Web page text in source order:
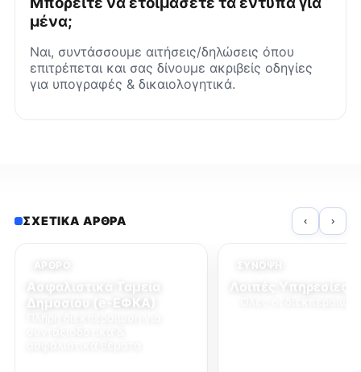
μένα;
Ναι, συντάσσουμε αιτήσεις/δηλώσεις όπου
επιτρέπεται και σας δίνουμε ακριβείς οδηγίες
για υπογραφές & δικαιολογητικά.
ΣΧΕΤΙΚΆ ΆΡΘΡΑ ‹ ›
ΆΡΘΡΟ
Ασφαλιστικά Ταμεία
Δημοσίου (e-ΕΦΚΑ)
ΣΎΝΟΨΗ
Λοιπές Υπηρεσίες